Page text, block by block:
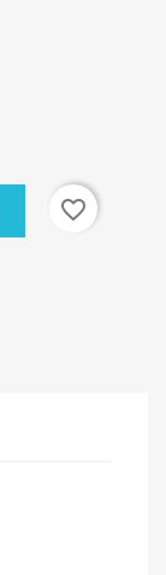
favorite_border